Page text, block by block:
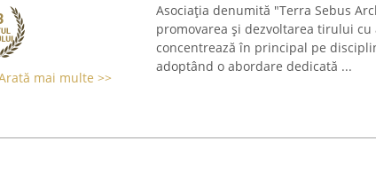
mai multe >>
Asociația denumită "Terra Sebus
promovarea și dezvoltarea tirului cu
concentrează în principal pe
adoptând o abordare dedicată ...